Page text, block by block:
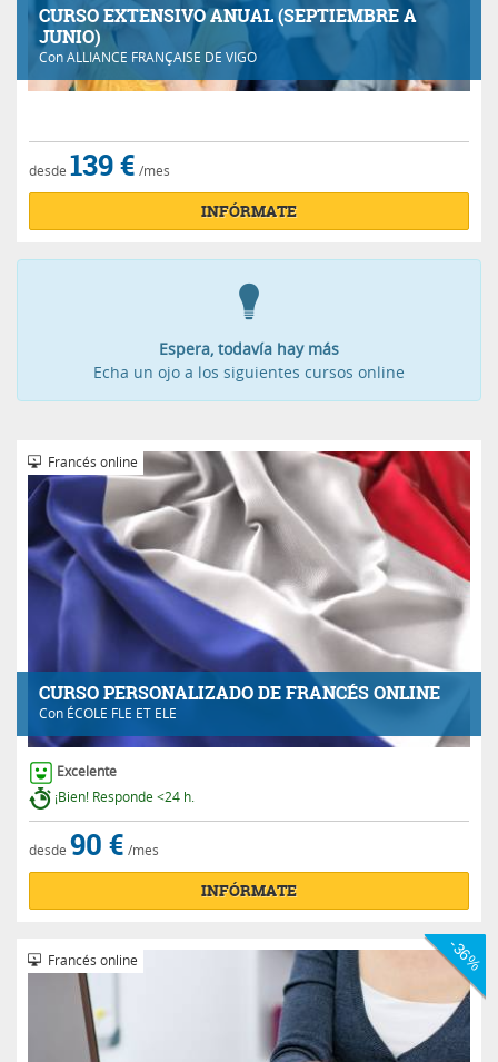
CURSO EXTENSIVO ANUAL (SEPTIEMBRE A
JUNIO)
ConALLIANCE FRANÇAISE DE VIGO
desde 139 € /mes
INFÓRMATE
Espera, todavía hay más
Echa un ojo a los siguientes cursos online
CURSO PERSONALIZADO DE FRANCÉS ONLINE
Con ÉCOLE FLE ET ELE
Francés online
Excelente
¡Bien! Responde <24 h.
desde 90 € /mes
INFÓRMATE
Francés online -36%